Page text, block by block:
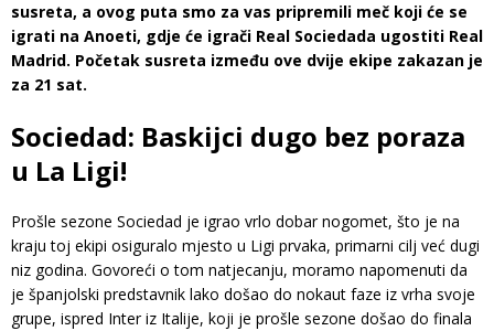
susreta, a ovog puta smo za vas pripremili meč koji će se
igrati na Anoeti, gdje će igrači Real Sociedada ugostiti Real
Madrid. Početak susreta između ove dvije ekipe zakazan je
za 21 sat.
Sociedad: Baskijci dugo bez poraza
u La Ligi!
Prošle sezone Sociedad je igrao vrlo dobar nogomet, što je na
kraju toj ekipi osiguralo mjesto u Ligi prvaka, primarni cilj već dugi
niz godina. Govoreći o tom natjecanju, moramo napomenuti da
je španjolski predstavnik lako došao do nokaut faze iz vrha svoje
grupe, ispred Inter iz Italije, koji je prošle sezone došao do finala